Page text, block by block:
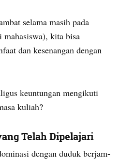
selama masih pada
mahasiswa), kita bisa
dan kesenangan dengan
keuntungan mengikuti
kuliah?
Telah Dipelajari
dengan duduk berjam-